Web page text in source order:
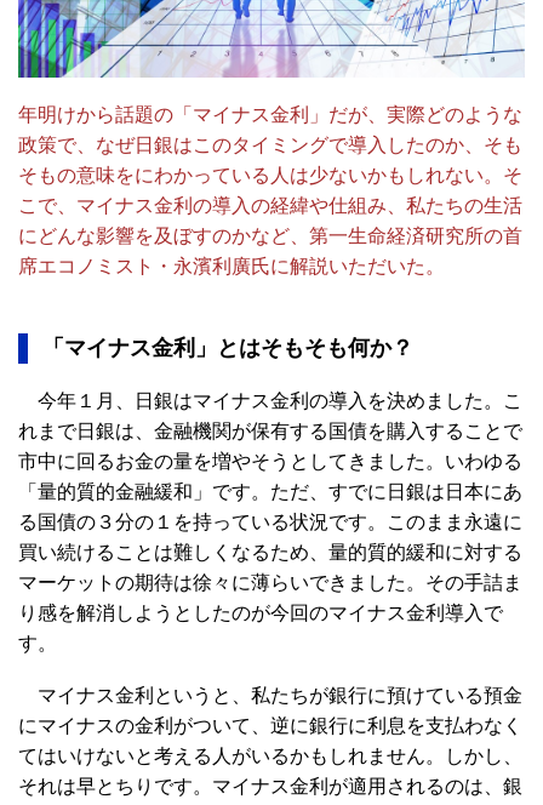
年明けから話題の「マイナス金利」だが、実際どのような
政策で、なぜ日銀はこのタイミングで導入したのか、そも
そもの意味をにわかっている人は少ないかもしれない。そ
こで、マイナス金利の導入の経緯や仕組み、私たちの生活
にどんな影響を及ぼすのかなど、第一生命経済研究所の首
席エコノミスト・永濱利廣氏に解説いただいた。
「マイナス金利」とはそもそも何か？
今年１月、日銀はマイナス金利の導入を決めました。こ
れまで日銀は、金融機関が保有する国債を購入することで
市中に回るお金の量を増やそうとしてきました。いわゆる
「量的質的金融緩和」です。ただ、すでに日銀は日本にあ
る国債の３分の１を持っている状況です。このまま永遠に
買い続けることは難しくなるため、量的質的緩和に対する
マーケットの期待は徐々に薄らいできました。その手詰ま
り感を解消しようとしたのが今回のマイナス金利導入で
す。
マイナス金利というと、私たちが銀行に預けている預金
にマイナスの金利がついて、逆に銀行に利息を支払わなく
てはいけないと考える人がいるかもしれません。しかし、
それは早とちりです。マイナス金利が適用されるのは、銀